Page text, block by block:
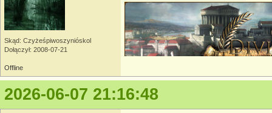
Skąd: Czyżeśpiwoszynióskol
Dołączył: 2008-07-21
Offline
2026-06-07 21:16:48